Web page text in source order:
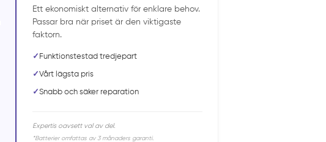
Ett ekonomiskt alternativ för enklare behov.
Passar bra när priset är den viktigaste
faktorn.
✓ Funktionstestad tredjepart
✓Vårt lägsta pris
✓Snabb och säker reparation
Expertis oavsett val av del.
*Batterier omfattas av 3 månaders garanti.